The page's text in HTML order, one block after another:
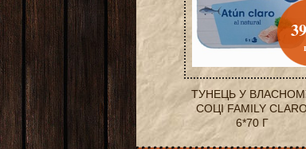
ТУНЕЦЬ У
СОЦІ FAMILY
6*70 Г